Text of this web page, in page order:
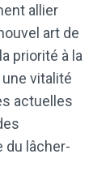
allier
art de
priorité à la
vitalité
actuelles
du lâcher-